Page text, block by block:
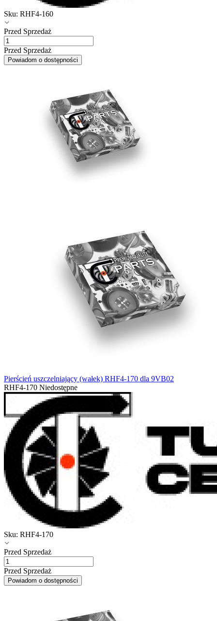
Sku: RHF4-160
Przed Sprzedaż
Przed Sprzedaż
Powiadom o dostępności
Pierścień uszczelniający (wałek) RHF4-170 dla 9VB02
RHF4-170 Niedostępne
Sku: RHF4-170
Przed Sprzedaż
Przed Sprzedaż
Powiadom o dostępności